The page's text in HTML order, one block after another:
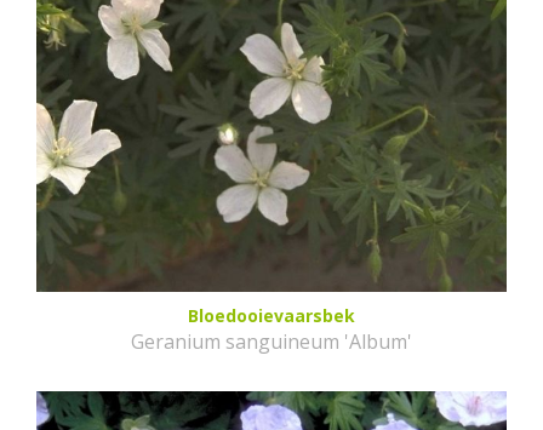
Bloedooievaarsbek
Geranium sanguineum 'Album'